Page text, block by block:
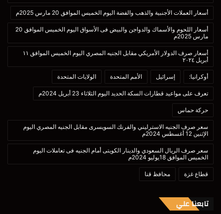
أسعار العملات الأجنبية والذهب والفضة اليوم الخميس الموافق 20 مارس 2025م
أسعار اللحوم والأسماك والدواجن والبيض فى الأسواق اليوم الخميس الموافق 20
مارس 2025م
أسعار صرف الدولار الأمريكي مقابل الجنيه المصري اليوم الخميس الموافق ١١
أبريل ٢٠٢٤
أوكرانيا: إسرائيل الأمم المتحدة الولايات المتحدة
تعرف على مواعيد قطارات السكة الحديد اليوم الثلاثاء 23 أبريل 2024م
حركة حماس
سعر صرف الجنيه الاسترليني والفرنك السويسرى مقابل الجنيه المصري اليوم
الإثنين 12 أغسطس 2024م
سعر صرف الريال السعودي والدينار الكويتى أمام الجنيه فى تعاملات اليوم
الخميس الموافق 18يوليو 2024م
قطاع غزة محافظ قنا
تابعنا علي